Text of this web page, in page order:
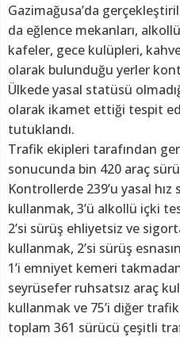
Gazimağusa’da
da eğlence mekanları,
kafeler, gece kulüpleri,
olarak bulunduğu yerler
Ülkede yasal statüsü
olarak ikamet ettiği tespit
tutuklandı.
Trafik ekipleri tarafından
sonucunda bin 420 araç
Kontrollerde 239’u yasal hız
kullanmak, 3’ü alkollü içki
2’si sürüş ehliyetsiz ve
kullanmak, 2’si sürüş
1’i emniyet kemeri
seyrüsefer ruhsatsız araç
kullanmak ve 75’i diğer
toplam 361 sürücü çeşitli